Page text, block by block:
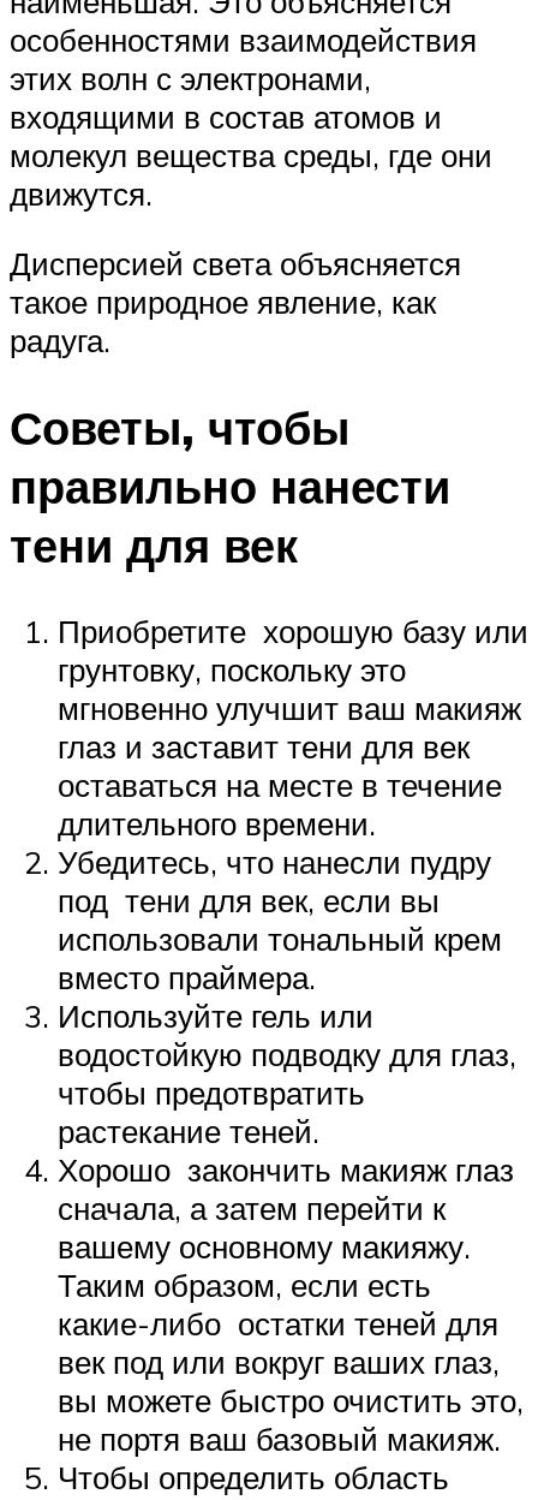
особенностями взаимодействия
этих волн с электронами,
входящими в состав атомов и
молекул вещества среды, где они
движутся.
Дисперсией света объясняется
такое природное явление, как
радуга.
Советы, чтобы
правильно нанести
тени для век
Приобретите хорошую базу или
грунтовку, поскольку это
мгновенно улучшит ваш макияж
глаз и заставит тени для век
оставаться на месте в течение
длительного времени.
Убедитесь, что нанесли пудру
под тени для век, если вы
использовали тональный крем
вместо праймера.
Используйте гель или
водостойкую подводку для глаз,
чтобы предотвратить
растекание теней.
Хорошо закончить макияж глаз
сначала, а затем перейти к
вашему основному макияжу.
Таким образом, если есть
какие-либо остатки теней для
век под или вокруг ваших глаз,
вы можете быстро очистить это,
не портя ваш базовый макияж.
Чтобы определить область